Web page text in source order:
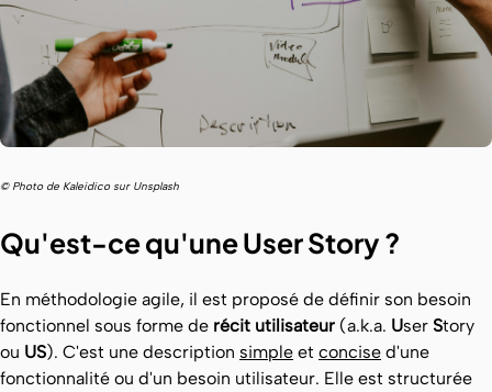
© Photo de Kaleidico sur Unsplash
Qu'est-ce qu'une User Story ?
En méthodologie agile, il est proposé de définir son besoin
fonctionnel sous forme de récit utilisateur (a.k.a. User Story
ou US). C'est une description simple et concise d'une
fonctionnalité ou d'un besoin utilisateur. Elle est structurée